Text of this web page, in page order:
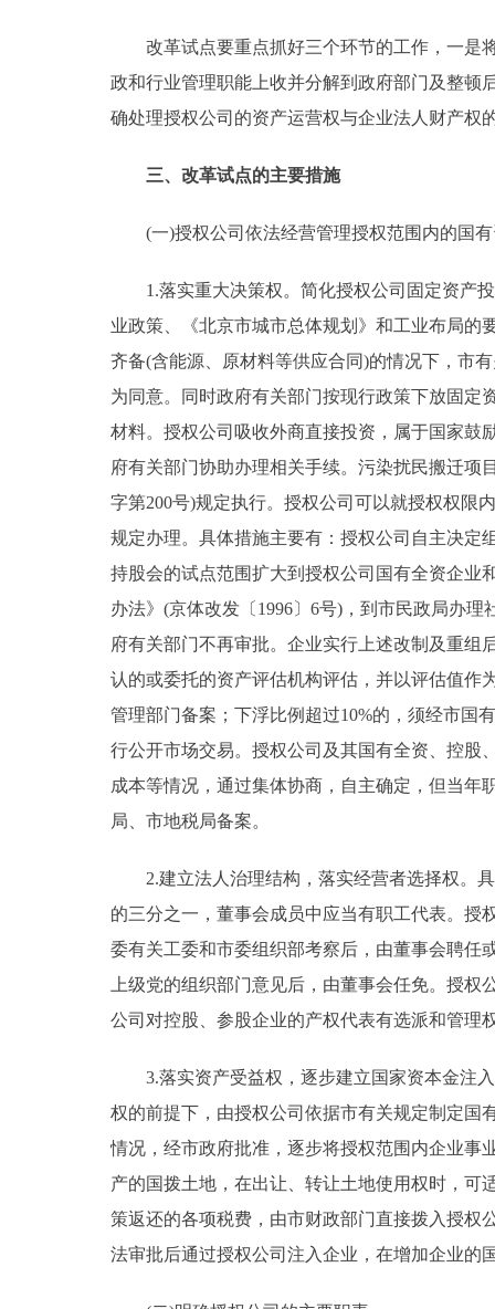
改革试点要重点抓好三个环节的工作，一是将
政和行业管理职能上收并分解到政府部门及整顿
确处理授权公司的资产运营权与企业法人财产权
三、改革试点的主要措施
(一)授权公司依法经营管理授权范围内的国有
1.落实重大决策权。简化授权公司固定资产投
业政策、《北京市城市总体规划》和工业布局的
齐备(含能源、原材料等供应合同)的情况下，市
为同意。同时政府有关部门按现行政策下放固定
材料。授权公司吸收外商直接投资，属于国家鼓
府有关部门协助办理相关手续。污染扰民搬迁项
字第200号)规定执行。授权公司可以就授权权限
规定办理。具体措施主要有：授权公司自主决定
持股会的试点范围扩大到授权公司国有全资企业
办法》(京体改发〔1996〕6号)，到市民政局办
府有关部门不再审批。企业实行上述改制及重
认的或委托的资产评估机构评估，并以评估值作
管理部门备案；下浮比例超过10%的，须经市国
行公开市场交易。授权公司及其国有全资、控股
成本等情况，通过集体协商，自主确定，但当
局、市地税局备案。
2.建立法人治理结构，落实经营者选择权。具
的三分之一，董事会成员中应当有职工代表。授
委有关工委和市委组织部考察后，由董事会聘任
上级党的组织部门意见后，由董事会任免。授
公司对控股、参股企业的产权代表有选派和管理
3.落实资产受益权，逐步建立国家资本金注入
权的前提下，由授权公司依据市有关规定制定国
情况，经市政府批准，逐步将授权范围内企业事
产的国拨土地，在出让、转让土地使用权时，可
策返还的各项税费，由市财政部门直接拨入授权
法审批后通过授权公司注入企业，在增加企业的